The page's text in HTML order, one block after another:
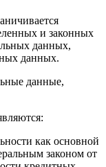
и законных
данных,
данных.
данные,
как основной
законом от